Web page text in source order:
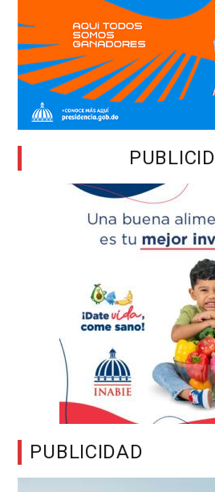
PUBLICIDAD